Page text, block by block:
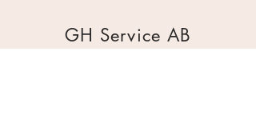
GH Service AB